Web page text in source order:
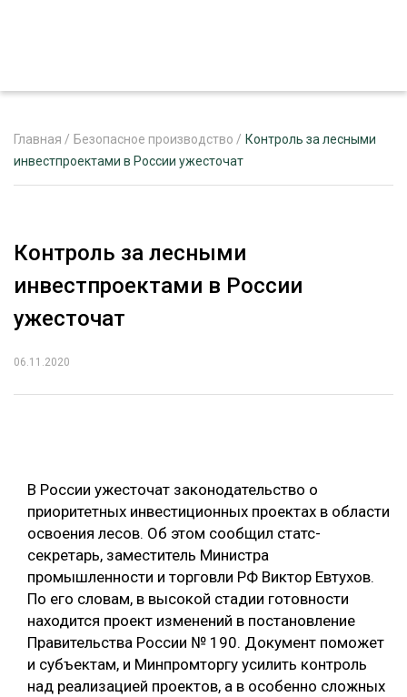
РЕКЛАМОДАТЕЛЯМ
ЛЕСНОЕ ХОЗЯЙСТВО
ЛЕСОЗАГОТОВКА
БИОЭНЕРГЕТИКА
ЛЕСОВОССТАНОВЛЕНИЕ И ЗАЩИТА
ЛОГИСТИКА
ПРОИЗВОДСТВО ДРЕВЕСНЫХ ПЛИТ
ЦБП
КОМПЛЕКСНАЯ ПЕРЕРАБОТКА
ТЕМАТИЧЕСКИЕ ПРОЕКТЫ
ПОДБОРКИ СТАТЕЙ
Главная / Безопасное производство / Контроль за лесными
инвестпроектами в России ужесточат
Контроль за лесными
инвестпроектами в России
ужесточат
06.11.2020
В России ужесточат законодательство о
приоритетных инвестиционных проектах в области
освоения лесов. Об этом сообщил статс-
секретарь, заместитель Министра
промышленности и торговли РФ Виктор Евтухов.
По его словам, в высокой стадии готовности
находится проект изменений в постановление
Правительства России № 190. Документ поможет
и субъектам, и Минпромторгу усилить контроль
над реализацией проектов, а в особенно сложных